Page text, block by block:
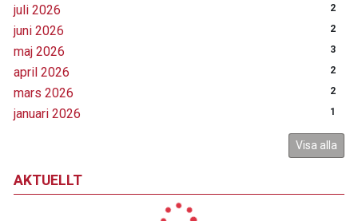
juli 2026 2
juni 2026 2
maj 2026 3
april 2026 2
mars 2026 2
januari 2026 1
Visa alla
AKTUELLT